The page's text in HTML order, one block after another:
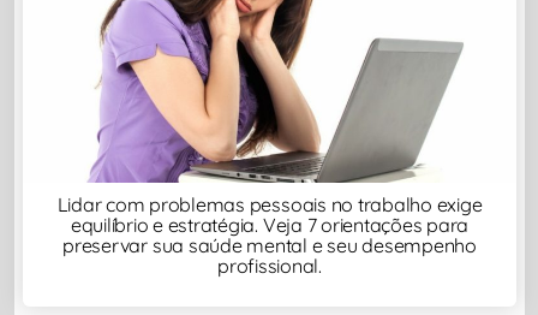
Lidar com problemas pessoais no trabalho exige
equilíbrio e estratégia. Veja 7 orientações para
preservar sua saúde mental e seu desempenho
profissional.